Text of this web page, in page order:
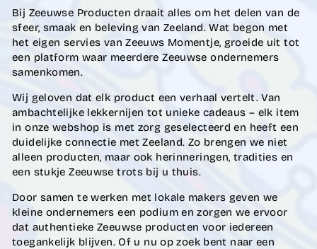
Bij Zeeuwse Producten draait alles om het delen van de
sfeer, smaak en beleving van Zeeland. Wat begon met
het eigen servies van Zeeuws Momentje, groeide uit tot
een platform waar meerdere Zeeuwse ondernemers
samenkomen.
Wij geloven dat elk product een verhaal vertelt. Van
ambachtelijke lekkernijen tot unieke cadeaus – elk item
in onze webshop is met zorg geselecteerd en heeft een
duidelijke connectie met Zeeland. Zo brengen we niet
alleen producten, maar ook herinneringen, tradities en
een stukje Zeeuwse trots bij u thuis.
Door samen te werken met lokale makers geven we
kleine ondernemers een podium en zorgen we ervoor
dat authentieke Zeeuwse producten voor iedereen
toegankelijk blijven. Of u nu op zoek bent naar een